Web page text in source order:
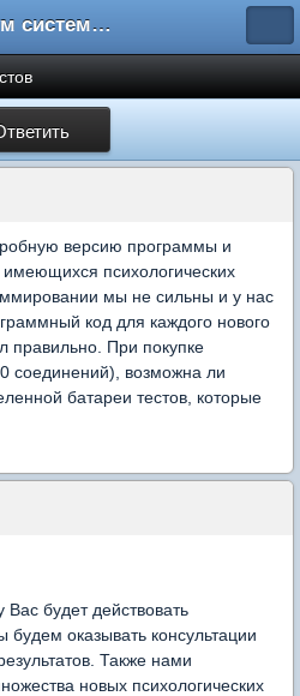
Форум системы тестирования INDIGO
версию программы и
имеющихся психологических
мы не сильны и у нас
код для каждого нового
правильно. При покупке
соединений), возможна ли
батареи тестов, которые
будет действовать
оказывать консультации
Также нами
новых психологических